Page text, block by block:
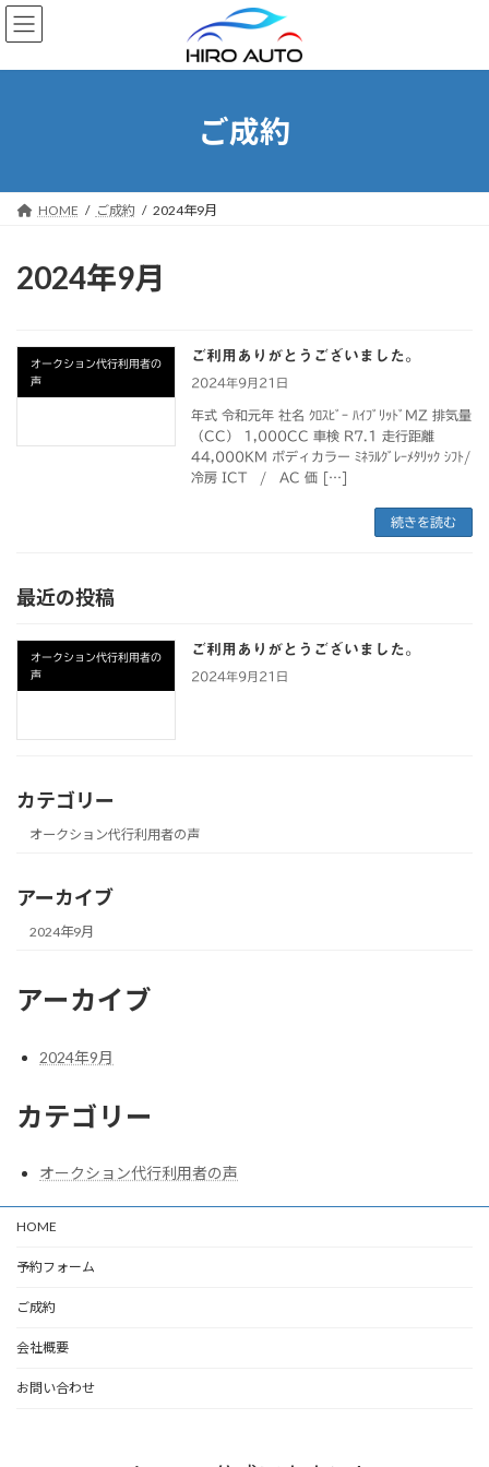
コ
ン
ン
ナ
ビ
ー
ご成約
HOME ご成約 2024年9月
2024年9月
オークション代行利用者の
声
ご利用ありがとうございました。
2024年9月21日
年式 令和元年 社名 ｸﾛｽﾋﾞｰ ﾊｲﾌﾞﾘｯﾄﾞMZ 排気量
（CC） 1,000CC 車検 R7.1 走行距離
44,000KM ボディカラー ﾐﾈﾗﾙｸﾞﾚｰﾒﾀﾘｯｸ ｼﾌﾄ/
冷房 ICT / AC 価 […]
続きを読む
最近の投稿
オークション代行利用者の
声
ご利用ありがとうございました。
2024年9月21日
カテゴリー
オークション代行利用者の声
アーカイブ
2024年9月
アーカイブ
2024年9月
カテゴリー
オークション代行利用者の声
HOME
予約フォーム
ご成約
会社概要
お問い合わせ